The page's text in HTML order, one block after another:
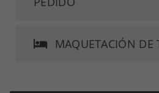
MAQUETACIÓN DE